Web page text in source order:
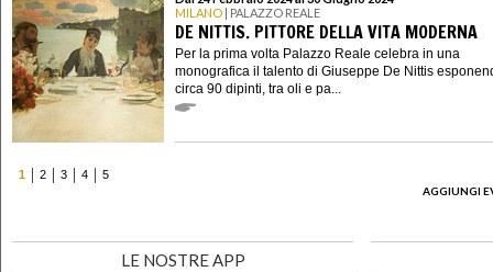
MILANO | PALAZZO REALE
DE NITTIS. PITTORE DELLA VITA MODERNA
Per la prima volta Palazzo Reale celebra in una
monografica il talento di Giuseppe De Nittis
circa 90 dipinti, tra oli e pa...
1 2 3 4
5
AGGIUNGI
LE NOSTRE APP